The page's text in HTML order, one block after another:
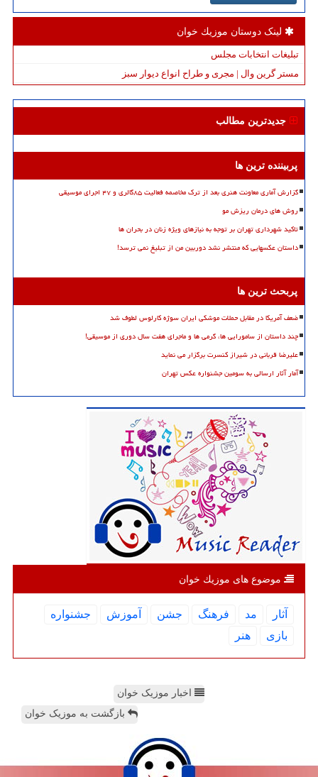
لینک دوستان موزیك خوان
تبلیغات انتخابات مجلس
مستر گرین وال | مجری و طراح انواع دیوار سبز
جدیدترین مطالب
پربیننده ترین ها
گزارش آماری معاونت هنری بعد از ترک مخاصمه فعالیت ۸۵گالری و ۴۷ اجرای موسیقی
روش های درمان ریزش مو
تاکید شهرداری تهران بر توجه به نیازهای ویژه زنان در بحران ها
داستان عکسهایی که منتشر نشد دوربین من از تبلیغ نمی ترسد!
پربحث ترین ها
ضعف آمریکا در مقابل حملات موشکی ایران سوژه کارلوس لطوف شد
چند داستان از سامورایی ها، گرمی ها و ماجرای هفت سال دوری از موسیقی!
علیرضا قربانی در شیراز کنسرت برگزار می نماید
آمار آثار ارسالی به سومین جشنواره عکس تهران
موضوع های موزیك خوان
آثار مد فرهنگ جشن آموزش
جشنواره
بازی
هنر
اخبار موزیک خوان
بازگشت به موزیک خوان